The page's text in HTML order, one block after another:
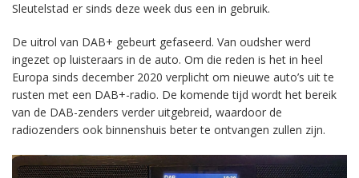
Sleutelstad er sinds deze week dus een in gebruik.
De uitrol van DAB+ gebeurt gefaseerd. Van oudsher werd
ingezet op luisteraars in de auto. Om die reden is het in heel
Europa sinds december 2020 verplicht om nieuwe auto’s uit te
rusten met een DAB+-radio. De komende tijd wordt het bereik
van de DAB-zenders verder uitgebreid, waardoor de
radiozenders ook binnenshuis beter te ontvangen zullen zijn.